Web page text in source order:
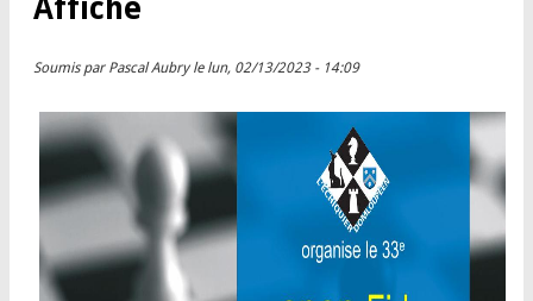
Affiche
Soumis par Pascal Aubryle lun, 02/13/2023 - 14:09